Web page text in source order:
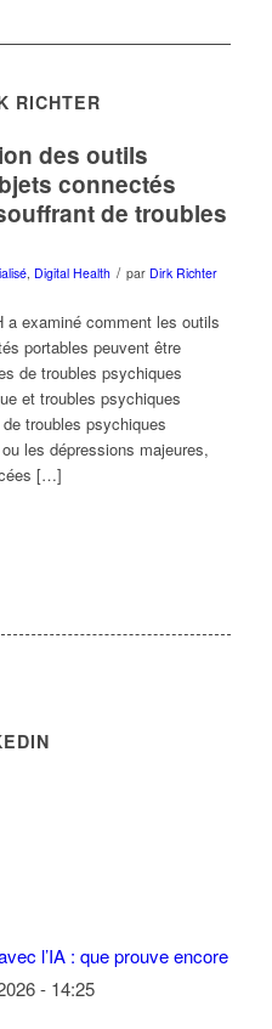
RICHTER
des outils
connectés
de troubles
, Digital Health / par Dirk Richter
a examiné comment les outils
portables peuvent être
de troubles psychiques
et troubles psychiques
troubles psychiques
les dépressions majeures,
[…]
l’IA : que prouve encore
- 14:25